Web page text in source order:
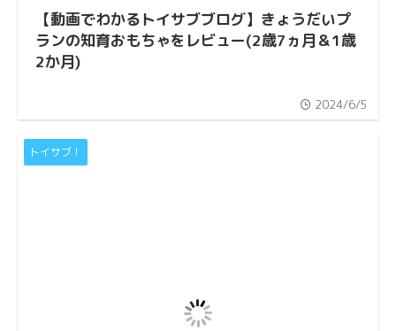
【動画でわかるトイサブブログ】きょうだいプ
ランの知育おもちゃをレビュー(2歳7ヵ月＆1歳
2か月)
2024/6/5
トイサブ！